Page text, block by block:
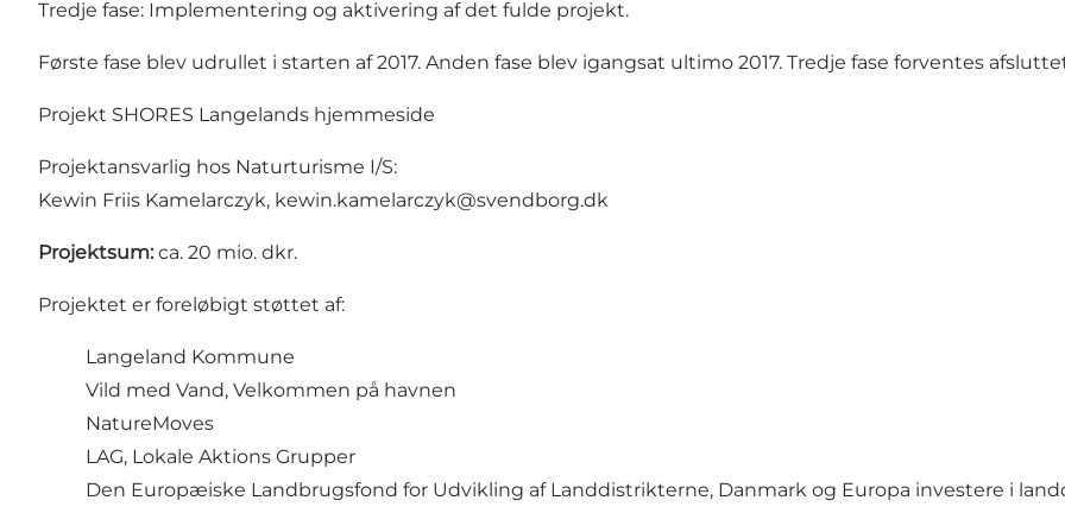
Tredje fase: Implementering og aktivering af det fulde projekt.
Første fase blev udrullet i starten af 2017. Anden fase blev igangsat ultimo 2017. Tredje fase forventes
Projekt SHORES Langelands hjemmeside
Projektansvarlig hos Naturturisme I/S:
Kewin Friis Kamelarczyk, kewin.kamelarczyk@svendborg.dk
Projektsum: ca. 20 mio. dkr.
Projektet er foreløbigt støttet af:
Langeland Kommune
Vild med Vand, Velkommen på havnen
NatureMoves
LAG, Lokale Aktions Grupper
Den Europæiske Landbrugsfond for Udvikling af Landdistrikterne, Danmark og Europa investere i